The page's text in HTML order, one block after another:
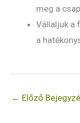
meg a
Vállaljuk a
a
← Előző